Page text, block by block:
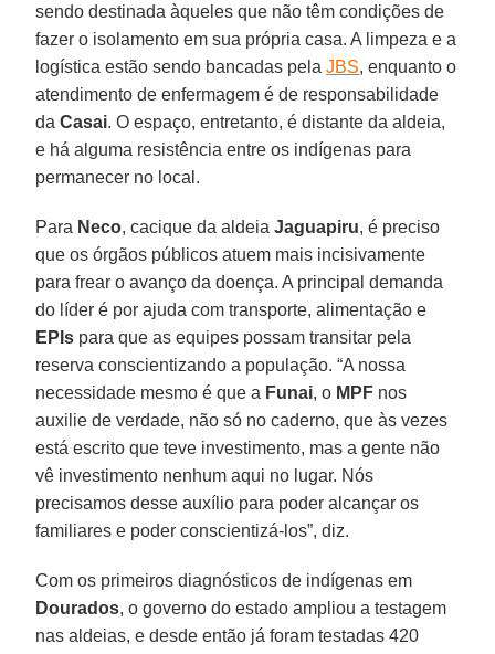
sendo destinada àqueles que não têm condições de
fazer o isolamento em sua própria casa. A limpeza e a
logística estão sendo bancadas pelaJBS, enquanto o
atendimento de enfermagem é de responsabilidade
daCasai. O espaço, entretanto, é distante da aldeia,
e há alguma resistência entre os indígenas para
permanecer no local.
Para Neco, cacique da aldeiaJaguapiru, é preciso
que os órgãos públicos atuem mais incisivamente
para frear o avanço da doença. A principal demanda
do líder é por ajuda com transporte, alimentação e
EPIs para que as equipes possam transitar pela
reserva conscientizando a população. “A nossa
necessidade mesmo é que a Funai, o MPF nos
auxilie de verdade, não só no caderno, que às vezes
está escrito que teve investimento, mas a gente não
vê investimento nenhum aqui no lugar. Nós
precisamos desse auxílio para poder alcançar os
familiares e poder conscientizá-los”, diz.
Com os primeiros diagnósticos de indígenas em
Dourados, o governo do estado ampliou a testagem
nas aldeias, e desde então já foram testadas 420